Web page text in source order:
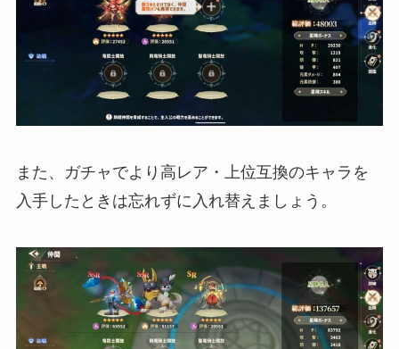
また、ガチャでより高レア・上位互換のキャラを
入手したときは忘れずに入れ替えましょう。